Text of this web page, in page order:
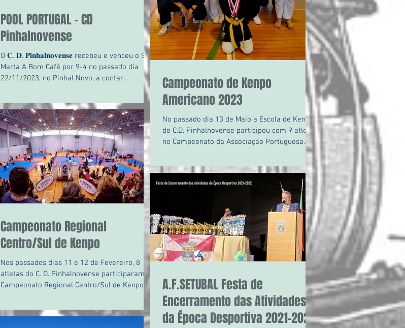
POOL PORTUGAL - CD
Pinhalnovense
O 𝐂. 𝐃. 𝐏𝐢𝐧𝐡𝐚𝐥𝐧𝐨𝐯𝐞𝐧𝐬𝐞 recebeu e venceu o ST
Marta A Bom Café por 9-4 no passado dia
22/11/2023, no Pinhal Novo, a contar...
Campeonato de Kenpo
Americano 2023
No passado dia 13 de Maio a Escola de Kenpo
do C.D. Pinhalnovense participou com 9 atletas
no Campeonato da Associação Portuguesa
Campeonato Regional
Centro/Sul de Kenpo
Nos passados dias 11 e 12 de Fevereiro, 8
atletas do C. D. Pinhalnovense participaram no
Campeonato Regional Centro/Sul de Kenpo
A.F.SETUBAL Festa de
Encerramento das Atividades
da Época Desportiva 2021-2022